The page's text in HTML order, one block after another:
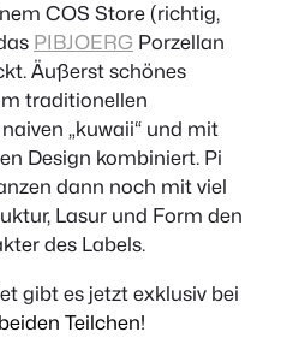
COS Store (richtig,
PIBJOERG Porzellan
Äußerst schönes
traditionellen
„kuwaii“ und mit
Design kombiniert. Pi
dann noch mit viel
Lasur und Form den
des Labels.
gibt es jetzt exklusiv bei
Teilchen!